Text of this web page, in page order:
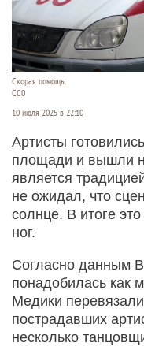
Скорая помощь.
СС0
10 июля 2025 в 22:10
Артисты
площади и вышли
является
не ожидал, что
солнце. В итоге
ног.
Согласно данным
понадобилась как
Медики
пострадавших
несколько